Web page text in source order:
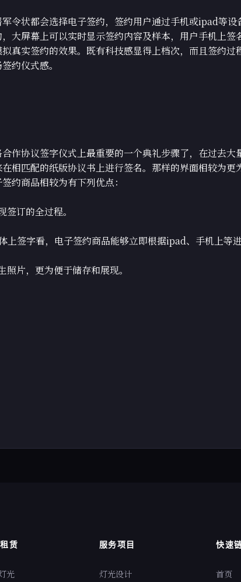
令状都会选择电子签约，签约用户通过手机或ipad等设
大屏幕上可以实时显示签约内容及样本，用户手机上签
真实签约的效果。既有科技感显得上档次，而且签约过
约仪式感。
作协议签字仪式上最重要的一个典礼步骤了，在过去大
相匹配的纸版协议书上进行签名。那样的界面相较为更
约商品相较为有下列优点：
订的全过程。
上签字看，电子签约商品能够立即根据ipad、手机上等进
片，更为便于储存和展现。
赁
光
服务项目
灯光设计
快速
首页